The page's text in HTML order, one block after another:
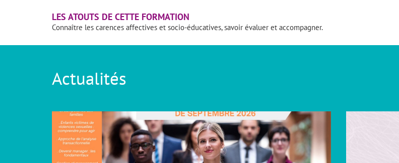
LES ATOUTS DE CETTE FORMATION
Connaître les carences affectives et socio-éducatives, savoir évaluer et accompagner.
Actualités